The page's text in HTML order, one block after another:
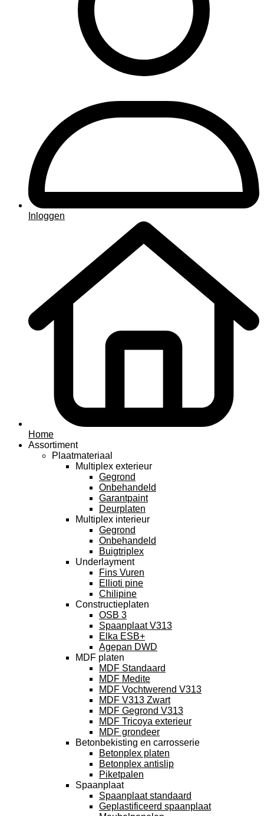
Inloggen
Home
Assortiment
Plaatmateriaal
Multiplex exterieur
Gegrond
Onbehandeld
Garantpaint
Deurplaten
Multiplex interieur
Gegrond
Onbehandeld
Buigtriplex
Underlayment
Fins Vuren
Ellioti pine
Chilipine
Constructieplaten
OSB 3
Spaanplaat V313
Elka ESB+
Agepan DWD
MDF platen
MDF Standaard
MDF Medite
MDF Vochtwerend V313
MDF V313 Zwart
MDF Gegrond V313
MDF Tricoya exterieur
MDF grondeer
Betonbekisting en carrosserie
Betonplex platen
Betonplex antislip
Piketpalen
Spaanplaat
Spaanplaat standaard
Geplastificeerd spaanplaat